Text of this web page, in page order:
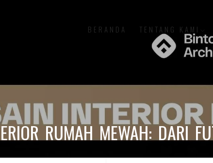
BERANDA TENTANG KAMI
RUMAH MEWAH: DARI